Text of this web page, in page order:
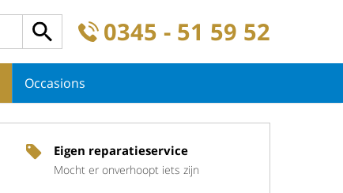
0345 - 51 59 52
Occasions
Eigen reparatieservice
Mocht er onverhoopt iets zijn